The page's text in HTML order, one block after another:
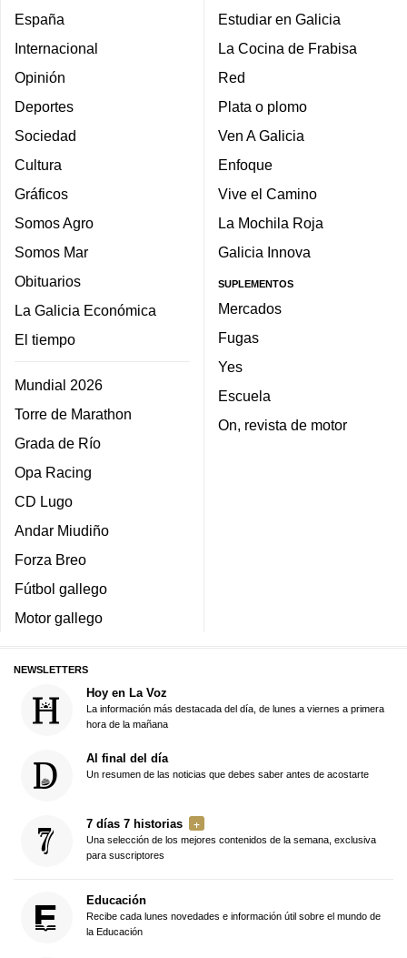
España
Internacional
Opinión
Deportes
Sociedad
Cultura
Gráficos
Somos Agro
Somos Mar
Obituarios
La Galicia Económica
El tiempo
Mundial 2026
Torre de Marathon
Grada de Río
Opa Racing
CD Lugo
Andar Miudiño
Forza Breo
Fútbol gallego
Motor gallego
Estudiar en Galicia
La Cocina de Frabisa
Red
Plata o plomo
Ven A Galicia
Enfoque
Vive el Camino
La Mochila Roja
Galicia Innova
SUPLEMENTOS
Mercados
Fugas
Yes
Escuela
On, revista de motor
NEWSLETTERS
Hoy en La Voz
La información más destacada del día, de lunes a viernes a primera
hora de la mañana
Al final del día
Un resumen de las noticias que debes saber antes de acostarte
7 días 7 historias
Una selección de los mejores contenidos de la semana, exclusiva
para suscriptores
Educación
Recibe cada lunes novedades e información útil sobre el mundo de
la Educación